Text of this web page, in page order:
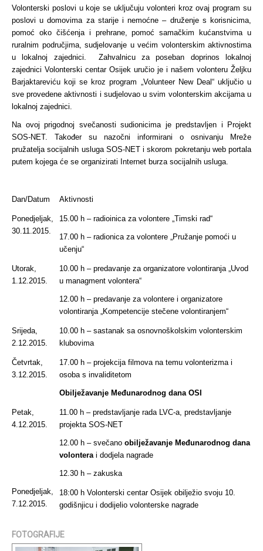
Volonterski poslovi u koje se uključuju volonteri kroz ovaj program su
poslovi u domovima za starije i nemoćne – druženje s korisnicima,
pomoć oko čišćenja i prehrane, pomoć samačkim kućanstvima u
ruralnim područjima, sudjelovanje u većim volonterskim aktivnostima
u lokalnoj zajednici. Zahvalnicu za poseban doprinos lokalnoj
zajednici Volonterski centar Osijek uručio je i našem volonteru Željku
Barjaktareviću koji se kroz program „Volunteer New Deal“ uključio u
sve provedene aktivnosti i sudjelovao u svim volonterskim akcijama u
lokalnoj zajednici.
Na ovoj prigodnoj svečanosti sudionicima je predstavljen i Projekt
SOS-NET. Također su nazočni informirani o osnivanju Mreže
pružatelja socijalnih usluga SOS-NET i skorom pokretanju web portala
putem kojega će se organizirati Internet burza socijalnih usluga.
Dan/Datum Aktivnosti
Ponedjeljak,
30.11.2015.
15.00 h – radioinica za volontere „Timski rad“
17.00 h – radionica za volontere „Pružanje pomoći u
učenju“
Utorak,
1.12.2015.
10.00 h – predavanje za organizatore volontiranja „Uvod
u managment volontera“
12.00 h – predavanje za volontere i organizatore
volontiranja „Kompetencije stečene volontiranjem“
Srijeda,
2.12.2015.
10.00 h – sastanak sa osnovnoškolskim volonterskim
klubovima
Četvrtak,
3.12.2015.
17.00 h – projekcija filmova na temu volonterizma i
osoba s invaliditetom
Obilježavanje Međunarodnog dana OSI
Petak,
4.12.2015.
11.00 h – predstavljanje rada LVC-a, predstavljanje
projekta SOS-NET
12.00 h – svečano obilježavanje Međunarodnog dana
volonterai dodjela nagrade
12.30 h – zakuska
Ponedjeljak,
7.12.2015.
18:00 h Volonterski centar Osijek obilježio svoju 10.
godišnjicu i dodijelio volonterske nagrade
FOTOGRAFIJE